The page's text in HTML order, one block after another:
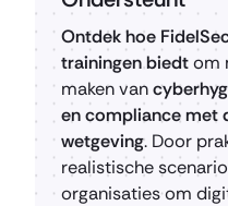
Ontdek hoe
trainingen biedtom
maken van
en compliance met
wetgeving. Door
realistische
organisaties om